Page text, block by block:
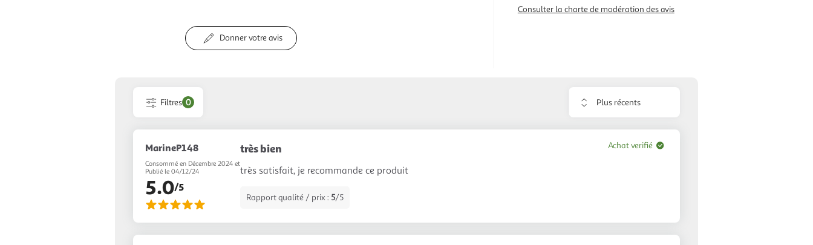
Donner votre avis
Consulter la charte de modération des avis
Filtres 0
Trier
avis
MarineP148
Consommé en Décembre 2024 et
Publié le 04/12/24
5.0/5
très bien
très satisfait, je recommande ce produit
Rapport qualité / prix : 5/5
Achat verifié